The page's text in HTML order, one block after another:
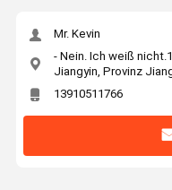
Mr. Kevin
- Nein. Ich weiß
Jiangyin, Provinz
13910511766